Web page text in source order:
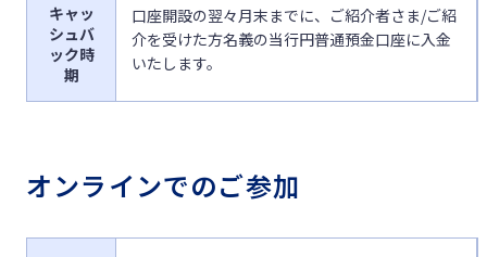
キャッ
シュバ
ック時
期
口座開設の翌々月末までに、ご紹介者さま/ご紹
介を受けた方名義の当行円普通預金口座に入金
いたします。
オンラインでのご参加